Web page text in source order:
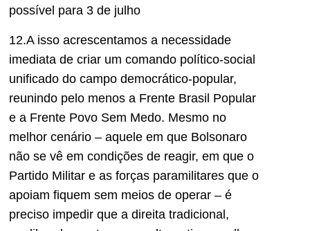
possível para 3 de julho
12.A isso acrescentamos a necessidade
imediata de criar um comando político-social
unificado do campo democrático-popular,
reunindo pelo menos a Frente Brasil Popular
e a Frente Povo Sem Medo. Mesmo no
melhor cenário – aquele em que Bolsonaro
não se vê em condições de reagir, em que o
Partido Militar e as forças paramilitares que o
apoiam fiquem sem meios de operar – é
preciso impedir que a direita tradicional,